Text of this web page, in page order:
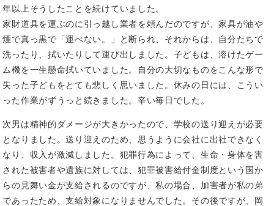
年以上そうしたことを続けていました。
家財道具を運ぶのに引っ越し業者を頼んだのですが、家具が油や
煙で真っ黒で「運べない。」と断られ、それからは、自分たちで
洗ったり、拭いたりして運び出しました。子どもは、溶けたゲー
ム機を一生懸命拭いていました。自分の大切なものをこんな形で
失った子どもをとても悲しく思いました。休みの日には、こうい
った作業がずうっと続きました。辛い毎日でした。
次男は精神的ダメージが大きかったので、学校の送り迎えが必要
となりました。送り迎えのため、思うように会社に出社できなく
なり、収入が激減しました。犯罪行為によって、生命・身体を害
された被害者や遺族に対しては、犯罪被害給付金制度という国か
らの見舞い金が支給されるのですが、私の場合、加害者が私の弟
であったため、支給対象になりませんでした。その後ですが、岡